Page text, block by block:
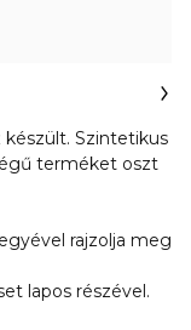
Szintetikus
terméket oszt
rajzolja meg
lapos részével.